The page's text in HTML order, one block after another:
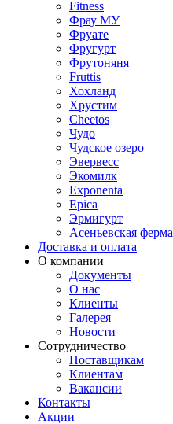
Fitness
Фрау МУ
Фруате
Фругурт
Фрутоняня
Fruttis
Хохланд
Хрустим
Cheetos
Чудо
Чудское озеро
Эвервесс
Экомилк
Exponenta
Epica
Эрмигурт
Асеньевская ферма
Доставка и оплата
О компании
Документы
О нас
Клиенты
Галерея
Новости
Сотрудничество
Поставщикам
Клиентам
Вакансии
Контакты
Акции